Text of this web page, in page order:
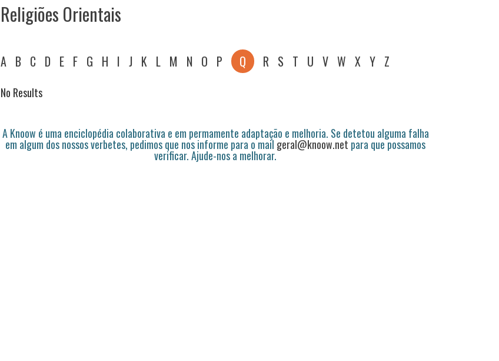
Religiões Orientais
A B C D E F G H I J K L M N O P Q R S T U V W X Y Z
No Results
A Knoow é uma enciclopédia colaborativa e em permamente adaptação e melhoria. Se detetou alguma falha
em algum dos nossos verbetes, pedimos que nos informe para o mail geral@knoow.net para que possamos
verificar. Ajude-nos a melhorar.